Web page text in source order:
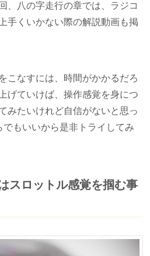
、八の字走行の章では、ラジコ
手くいかない際の解説動画も掲
こなすには、時間がかかるだろ
げていけば、操作感覚を身につ
みたいけれど自信がないと思っ
もいいから是非トライしてみ
スロットル感覚を掴む事